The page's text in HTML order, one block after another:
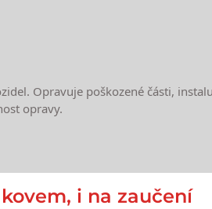
Opravuje poškozené části,
opravy.
i na zaučení